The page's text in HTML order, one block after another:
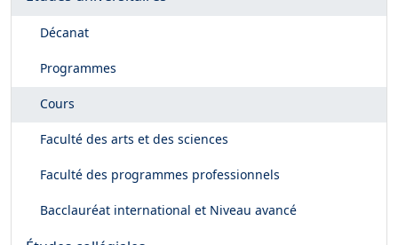
Décanat
Programmes
Cours
Faculté des arts et des sciences
Faculté des programmes professionnels
Bacclauréat international et Niveau avancé